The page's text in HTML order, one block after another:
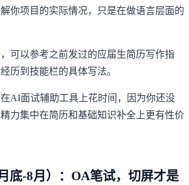
你项目的实际情况，只是在做语言层面的
可以参考之前发过的应届生简历写作指
历到技能栏的具体写法。
AI面试辅助工具上花时间，因为你还没
力集中在简历和基础知识补全上更有性价
底-8月）：OA笔试，切屏才是